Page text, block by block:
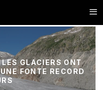
GLACIERS ONT
FONTE RECORD